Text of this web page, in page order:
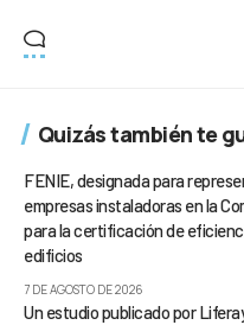
Quizás también te
FENIE, designada para
empresas instaladoras en la
para la certificación de
edificios
7 DE AGOSTO DE 2026
Un estudio publicado por